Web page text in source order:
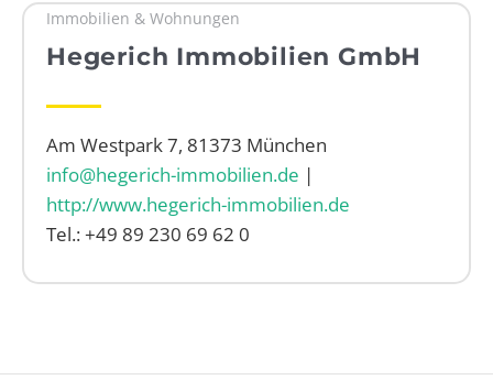
Immobilien & Wohnungen
Hegerich Immobilien GmbH
Am Westpark 7, 81373 München
info@hegerich-immobilien.de |
http://www.hegerich-immobilien.de
Tel.: +49 89 230 69 62 0